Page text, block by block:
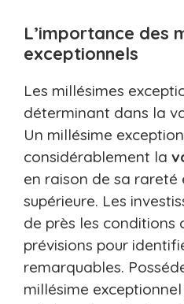
L’importance des
exceptionnels
Les millésimes
déterminant dans la
Un millésime
considérablement la
en raison de sa rareté
supérieure. Les
de près les conditions
prévisions pour
remarquables.
millésime